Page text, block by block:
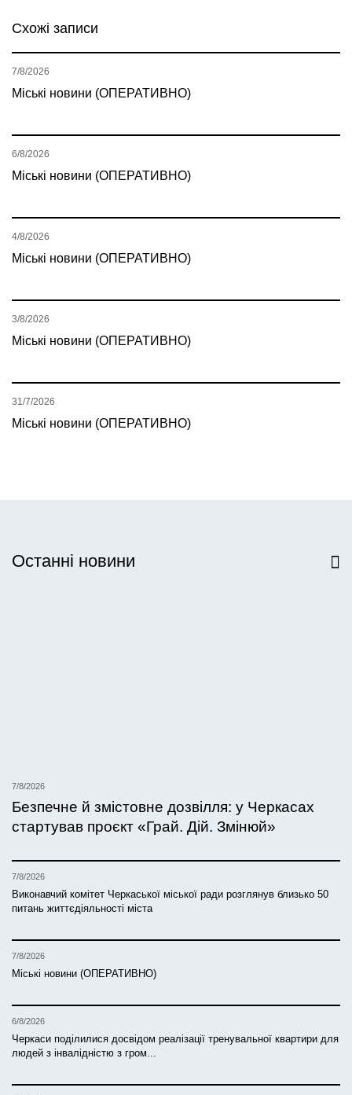
Схожі записи
Міські новини (ОПЕРАТИВНО)
7/8/2026
Міські новини (ОПЕРАТИВНО)
6/8/2026
Міські новини (ОПЕРАТИВНО)
4/8/2026
Міські новини (ОПЕРАТИВНО)
3/8/2026
Міські новини (ОПЕРАТИВНО)
31/7/2026
Останні новини
7/8/2026
Безпечне й змістовне дозвілля: у Черкасах
стартував проєкт «Грай. Дій. Змінюй»
7/8/2026
Виконавчий комітет Черкаської міської ради розглянув близько 50
питань життєдіяльності міста
7/8/2026
Міські новини (ОПЕРАТИВНО)
6/8/2026
Черкаси поділилися досвідом реалізації тренувальної квартири для
людей з інвалідністю з гром...